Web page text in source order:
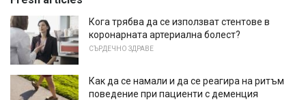
Кога трябва да се използват стентове в
коронарната артериална болест?
СЪРДЕЧНО ЗДРАВЕ
Как да се намали и да се реагира на ритъм
поведение при пациенти с деменция